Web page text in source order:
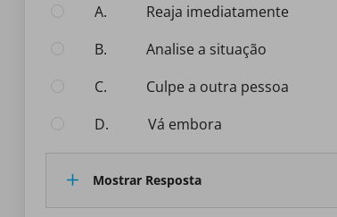
A.
Reaja imediatamente
B.
Analise a situação
C.
Culpe a outra pessoa
D.
Vá embora
Mostrar Resposta